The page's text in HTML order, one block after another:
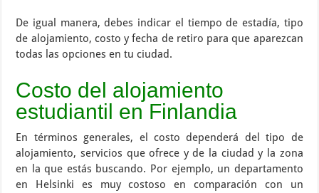
De igual manera, debes indicar el tiempo de estadía, tipo
de alojamiento, costo y fecha de retiro para que aparezcan
todas las opciones en tu ciudad.
Costo del alojamiento
estudiantil en Finlandia
En términos generales, el costo dependerá del tipo de
alojamiento, servicios que ofrece y de la ciudad y la zona
en la que estás buscando. Por ejemplo, un departamento
en Helsinki es muy costoso en comparación con un